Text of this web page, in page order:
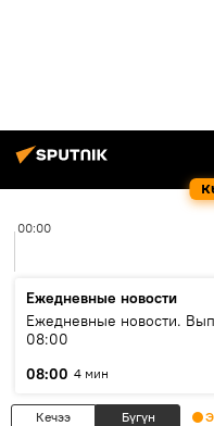
00:00
Ежедневные новости
Ежедневные новости.
08:00
08:00 4 мин
Кечээ Бүгүн